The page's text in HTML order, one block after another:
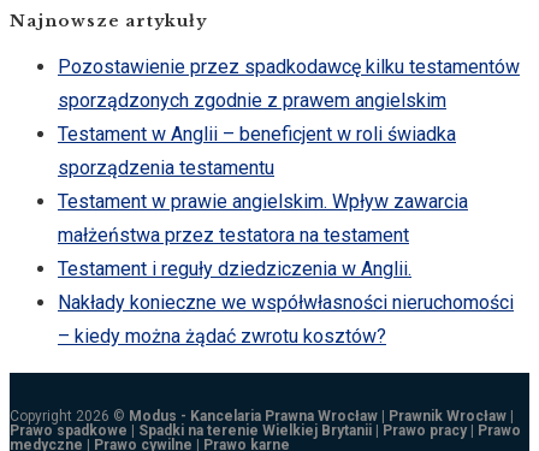
Najnowsze artykuły
Pozostawienie przez spadkodawcę kilku testamentów
sporządzonych zgodnie z prawem angielskim
Testament w Anglii – beneficjent w roli świadka
sporządzenia testamentu
Testament w prawie angielskim. Wpływ zawarcia
małżeństwa przez testatora na testament
Testament i reguły dziedziczenia w Anglii.
Nakłady konieczne we współwłasności nieruchomości
– kiedy można żądać zwrotu kosztów?
Copyright 2026 © Modus - Kancelaria Prawna Wrocław | Prawnik Wrocław |
Prawo spadkowe | Spadki na terenie Wielkiej Brytanii | Prawo pracy | Prawo
medyczne | Prawo cywilne | Prawo karne